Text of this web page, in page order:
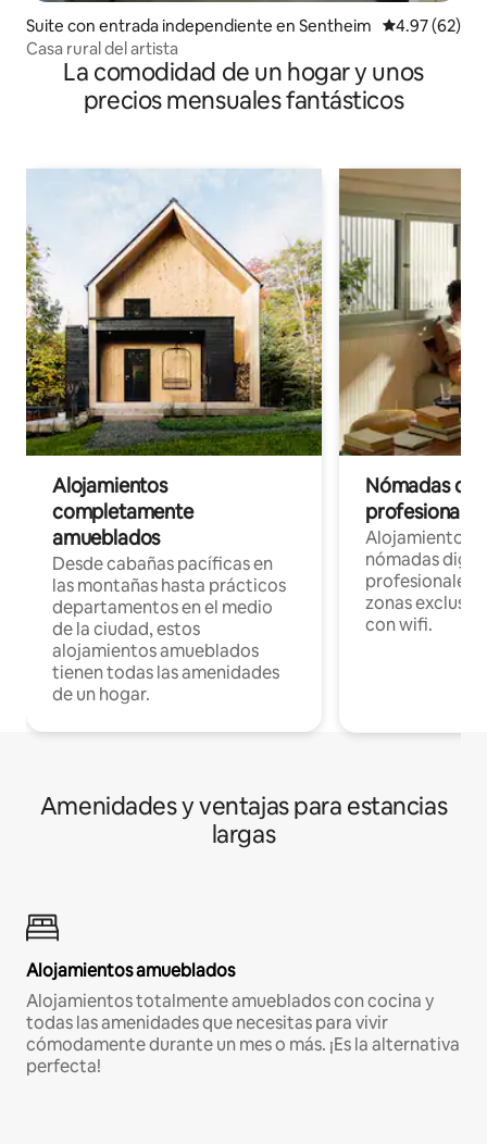
Suite con entrada independiente en Sentheim Calificación
4.97 (62)
Casa rural del artista
La comodidad de un hogar y unos
precios mensuales fantásticos
Alojamientos
completamente
amueblados
Desde cabañas pacíficas en
las montañas hasta prácticos
departamentos en el medio
de la ciudad, estos
alojamientos amueblados
tienen todas las amenidades
de un hogar.
Nómadas
Alojamientos
nómadas
profesionales
zonas
con wifi.
Amenidades y ventajas para estancias
largas
Alojamientos amueblados
Alojamientos totalmente amueblados con cocina y
todas las amenidades que necesitas para vivir
cómodamente durante un mes o más. ¡Es la alternativa
perfecta!